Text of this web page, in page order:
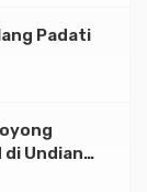
Padati
Undian